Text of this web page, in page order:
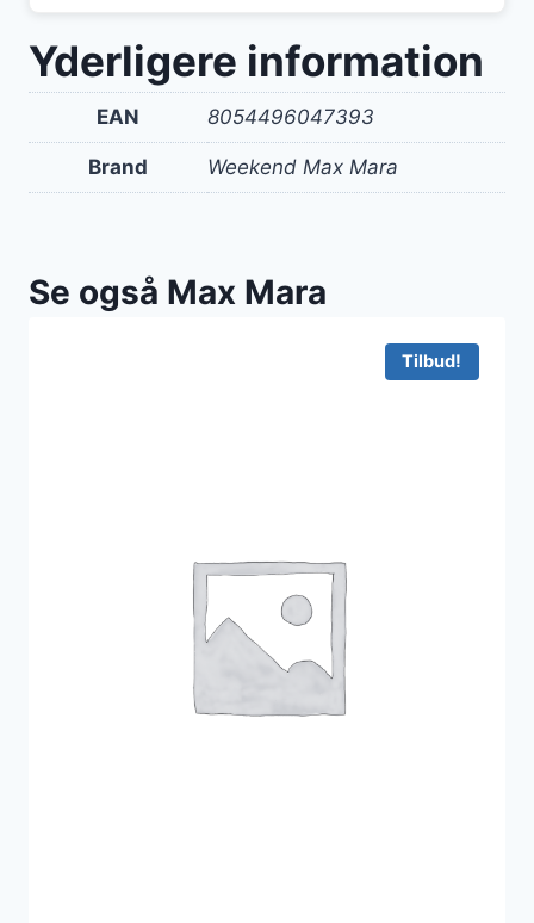
Yderligere information
EAN 8054496047393
Brand Weekend Max Mara
Se også Max Mara
Tilbud!